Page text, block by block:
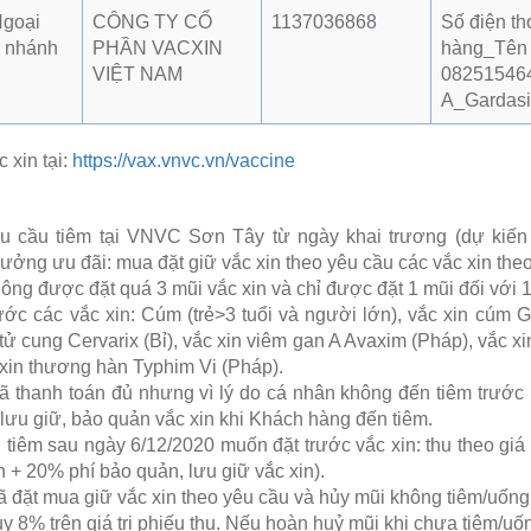
CÔNG TY CỔ
PHẦN VACXIN
VIỆT NAM
1137036868
Số điện
xin tại: https://vax.vnvc.vn/vaccine
cầu tiêm tại VNVC Sơn Tây từ ngày khai trương (dự kiến
ưu đãi: mua đặt giữ vắc xin theo yêu cầu các vắc xin
được đặt quá 3 mũi vắc xin và chỉ được đặt 1 mũi đối với
các vắc xin: Cúm (trẻ>3 tuổi và người lớn), vắc xin cúm
cung Cervarix (Bỉ), vắc xin viêm gan A Avaxim (Pháp), vắc
thương hàn Typhim Vi (Pháp).
thanh toán đủ nhưng vì lý do cá nhân không đến tiêm trước
giữ, bảo quản vắc xin khi Khách hàng đến tiêm.
sau ngày 6/12/2020 muốn đặt trước vắc xin: thu theo
+ 20% phí bảo quản, lưu giữ vắc xin).
đặt mua giữ vắc xin theo yêu cầu và hủy mũi không tiêm/
8% trên giá trị phiếu thu. Nếu hoàn huỷ mũi khi chưa tiêm/